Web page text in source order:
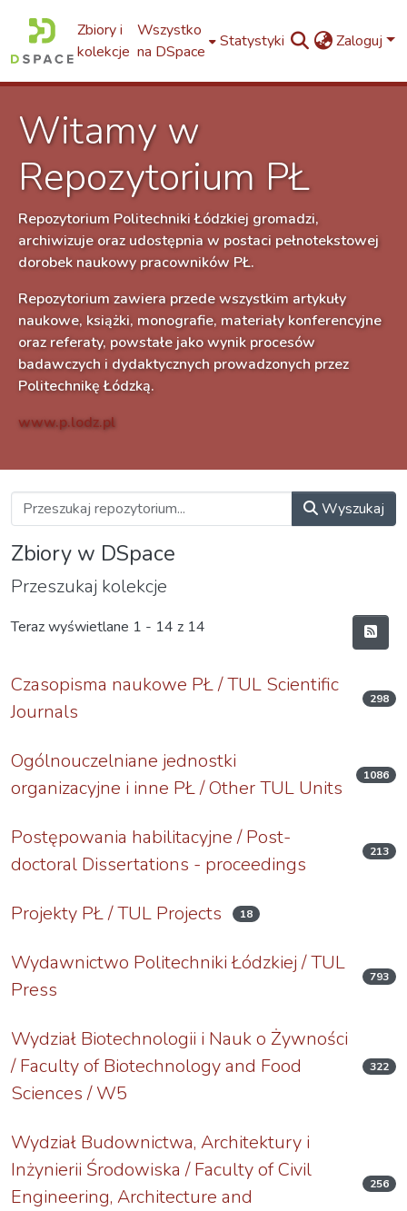
Zbiory i
kolekcje
Wszystko
na DSpace
Statystyki Zaloguj
Witamy w
Repozytorium PŁ
Repozytorium Politechniki Łódzkiej gromadzi,
archiwizuje oraz udostępnia w postaci pełnotekstowej
dorobek naukowy pracowników PŁ.
Repozytorium zawiera przede wszystkim artykuły
naukowe, książki, monografie, materiały konferencyjne
oraz referaty, powstałe jako wynik procesów
badawczych i dydaktycznych prowadzonych przez
Politechnikę Łódzką.
www.p.lodz.pl
Wyszukaj
Zbiory w DSpace
Przeszukaj kolekcje
Teraz wyświetlane 1 - 14 z 14
Czasopisma naukowe PŁ / TUL Scientific
Journals
298
Ogólnouczelniane jednostki
organizacyjne i inne PŁ / Other TUL Units
1086
Postępowania habilitacyjne / Post-
doctoral Dissertations - proceedings
213
Projekty PŁ / TUL Projects 18
Wydawnictwo Politechniki Łódzkiej / TUL
Press
793
Wydział Biotechnologii i Nauk o Żywności
/ Faculty of Biotechnology and Food
Sciences / W5
322
Wydział Budownictwa, Architektury i
Inżynierii Środowiska / Faculty of Civil
Engineering, Architecture and
256